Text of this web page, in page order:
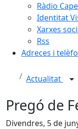
Ràdio
Identitat
Xarxes
Rss
Adreces i
Actualitat
Pregó de
Divendres, 5 de